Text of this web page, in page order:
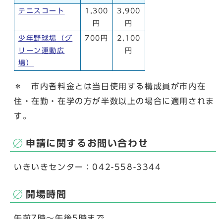
テニスコート
1,300
円
3,900
円
少年野球場（グ
リーン運動広
場）
700円
2,100
円
＊ 市内者料金とは当日使用する構成員が市内在
住・在勤・在学の方が半数以上の場合に適用されま
す。
申請に関するお問い合わせ
いきいきセンター：042-558-3344
開場時間